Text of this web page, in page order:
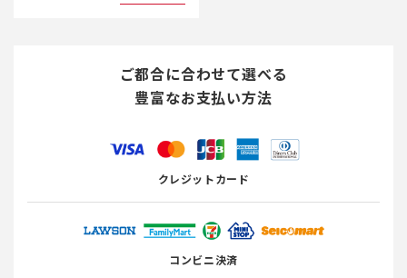
ご都合に合わせて選べる
豊富なお支払い方法
クレジットカード
コンビニ決済